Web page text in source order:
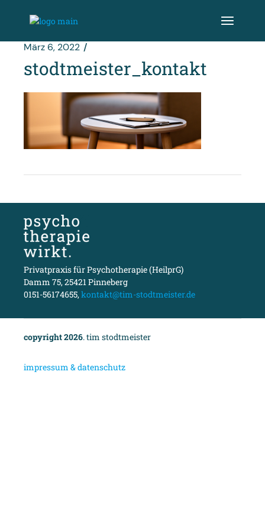
springen
März 6, 2022
stodtmeister_kontakt
Privatpraxis für Psychotherapie (HeilprG)
Damm 75, 25421 Pinneberg
0151-56174655,kontakt@tim-stodtmeister.de
copyright 2026. tim stodtmeister
impressum & datenschutz